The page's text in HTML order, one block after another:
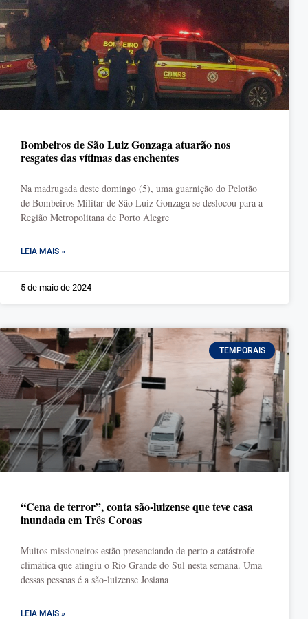
Bombeiros de São Luiz Gonzaga atuarão nos
resgates das vítimas das enchentes
Na madrugada deste domingo (5), uma guarnição do Pelotão
de Bombeiros Militar de São Luiz Gonzaga se deslocou para a
Região Metropolitana de Porto Alegre
LEIA MAIS »
5 de maio de 2024
TEMPORAIS
“Cena de terror”, conta são-luizense que teve casa
inundada em Três Coroas
Muitos missioneiros estão presenciando de perto a catástrofe
climática que atingiu o Rio Grande do Sul nesta semana. Uma
dessas pessoas é a são-luizense Josiana
LEIA MAIS »